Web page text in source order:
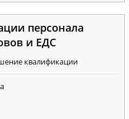
персонала
и ЕДС
квалификации